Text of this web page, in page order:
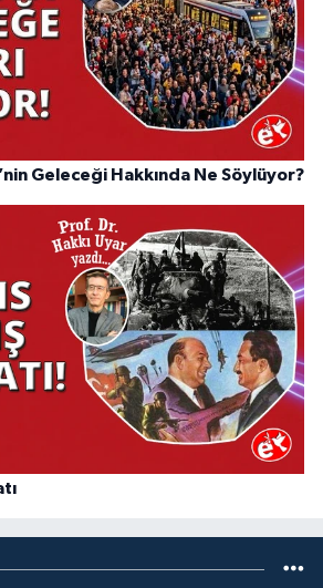
Geleceği Hakkında Ne Söylüyor?